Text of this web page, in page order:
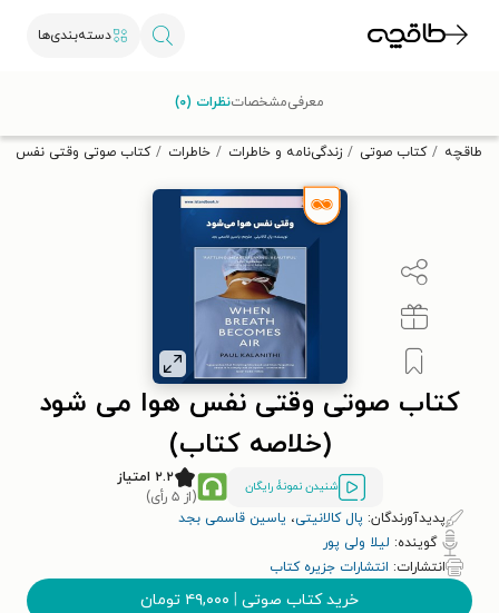
دسته‌بندی‌ها
تخفیف از طاقچه دریافت کن.
طاقچه کتاب صوتی زندگی‌نامه و خاطرات خاطرات کتاب صوتی وقتی نفس
کتاب صوتی وقتی نفس هوا می‌ شود
(خلاصه کتاب)
شنیدن نمونۀ رایگان
۲.۲ امتیاز
(از ۵ رأی)
پدیدآورندگان: پال کالانیتی، یاسین قاسمی بجد
گوینده: لیلا ولی پور
انتشارات: انتشارات جزیره کتاب
خرید کتاب صوتی | ۴۹,۰۰۰ تومان
معرفیمشخصاتنظرات (۰)